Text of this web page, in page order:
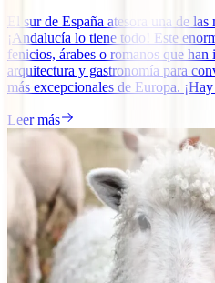
El sur de España atesora una de
¡Andalucía lo tiene todo! Este
fenicios, árabes o romanos que
arquitectura y gastronomía para
más excepcionales de Europa.
Leer más